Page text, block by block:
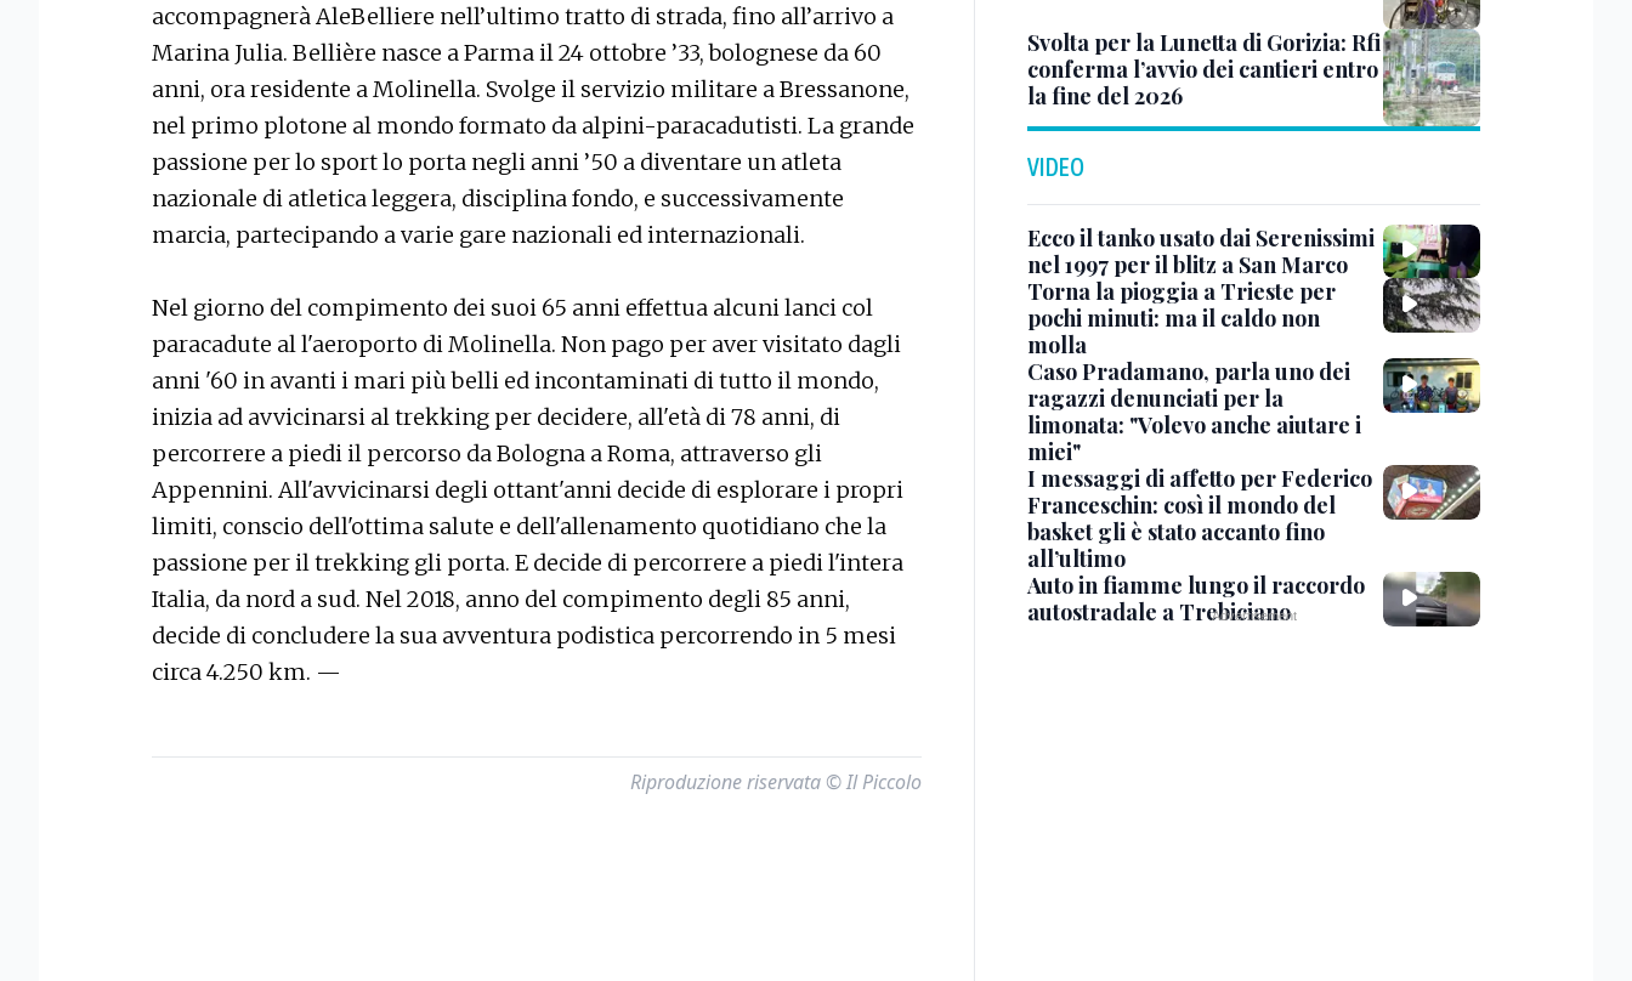
accompagnerà AleBelliere nell’ultimo tratto di strada, fino all’arrivo a
Marina Julia. Bellière nasce a Parma il 24 ottobre ’33, bolognese da 60
anni, ora residente a Molinella. Svolge il servizio militare a Bressanone,
nel primo plotone al mondo formato da alpini-paracadutisti. La grande
passione per lo sport lo porta negli anni ’50 a diventare un atleta
nazionale di atletica leggera, disciplina fondo, e successivamente
marcia, partecipando a varie gare nazionali ed internazionali.
Nel giorno del compimento dei suoi 65 anni effettua alcuni lanci col
paracadute al l'aeroporto di Molinella. Non pago per aver visitato dagli
anni '60 in avanti i mari più belli ed incontaminati di tutto il mondo,
inizia ad avvicinarsi al trekking per decidere, all'età di 78 anni, di
percorrere a piedi il percorso da Bologna a Roma, attraverso gli
Appennini. All'avvicinarsi degli ottant'anni decide di esplorare i propri
limiti, conscio dell'ottima salute e dell'allenamento quotidiano che la
passione per il trekking gli porta. E decide di percorrere a piedi l'intera
Italia, da nord a sud. Nel 2018, anno del compimento degli 85 anni,
decide di concludere la sua avventura podistica percorrendo in 5 mesi
circa 4.250 km. —
Riproduzione riservata © Il Piccolo
Svolta per la Lunetta di Gorizia: Rfi
conferma l’avvio dei cantieri entro
la fine del 2026
VIDEO
Ecco il tanko usato dai Serenissimi
nel 1997 per il blitz a San Marco
Torna la pioggia a Trieste per
pochi minuti: ma il caldo non
molla
Caso Pradamano, parla uno dei
ragazzi denunciati per la
limonata: "Volevo anche aiutare i
miei"
I messaggi di affetto per Federico
Franceschin: così il mondo del
basket gli è stato accanto fino
all’ultimo
Auto in fiamme lungo il raccordo
autostradale a Trebiciano